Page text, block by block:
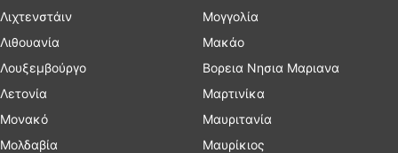
Λιχτενστάιν
Λιθουανία
Λουξεμβούργο
Λετονία
Μονακό
Μολδαβία
Μογγολία
Μακάο
Βορεια Νησια Μαριανα
Μαρτινίκα
Μαυριτανία
Μαυρίκιος